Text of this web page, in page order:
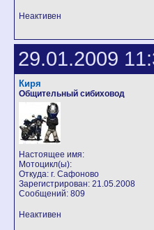
Неактивен
29.01.2009
Киря
Общительный сибиховод
Настоящее имя:
Мотоцикл(ы):
Откуда: г. Сафоново
Зарегистрирован: 21.05.2008
Сообщений: 809
Неактивен